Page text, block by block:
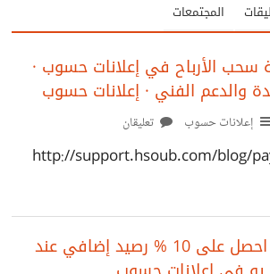
المجتمعات
سحب الأرباح في إعلانات حسوب ·
والدعم الفني · إعلانات حسوب
إعلانات حسوب تعليقان
http://support.hsoub.com/blog/
عرض خاص : احصل على 10 % رصيد إضافي عند